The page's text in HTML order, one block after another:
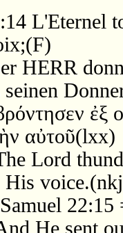
L'Eternel
HERR
ἐξ
αὐτοῦ(lxx)
Lord
His
He sent